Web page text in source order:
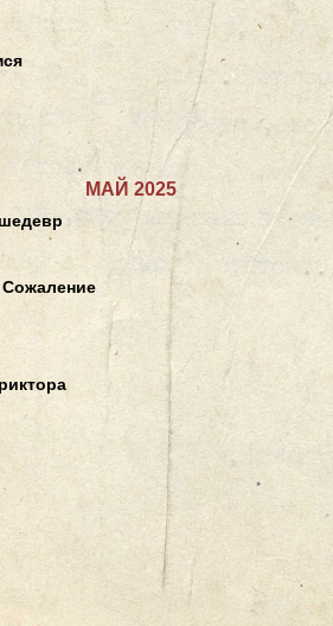
МАЙ 2025